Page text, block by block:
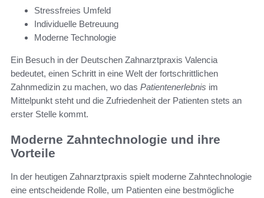
Stressfreies Umfeld
Individuelle Betreuung
Moderne Technologie
Ein Besuch in der Deutschen Zahnarztpraxis Valencia
bedeutet, einen Schritt in eine Welt der fortschrittlichen
Zahnmedizin zu machen, wo das Patientenerlebnis im
Mittelpunkt steht und die Zufriedenheit der Patienten stets an
erster Stelle kommt.
Moderne Zahntechnologie und ihre
Vorteile
In der heutigen Zahnarztpraxis spielt moderne Zahntechnologie
eine entscheidende Rolle, um Patienten eine bestmögliche